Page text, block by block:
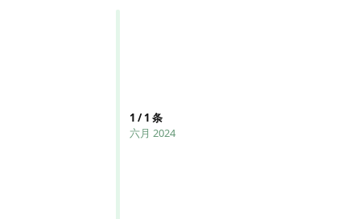
1 /1 条
六月 2024